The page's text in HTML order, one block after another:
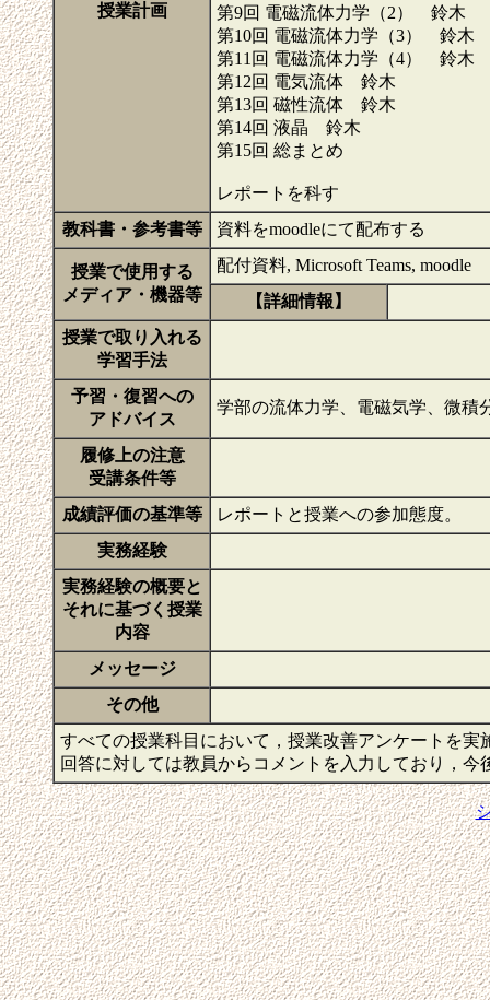
授業計画
第9回 電磁流体力学（2） 鈴木
第10回 電磁流体力学（3） 鈴木
第11回 電磁流体力学（4） 鈴木
第12回 電気流体 鈴木
第13回 磁性流体 鈴木
第14回 液晶 鈴木
第15回 総まとめ
レポートを科す
教科書・参考書等
資料をmoodleにて配布する
授業で使用する
メディア・機器等
配付資料, Microsoft Teams, moodle
【詳細情報】
授業で取り入れる
学習手法
予習・復習への
アドバイス
学部の流体力学、電磁気学、微
履修上の注意
受講条件等
成績評価の基準等
レポートと授業への参加態度。
実務経験
実務経験の概要と
それに基づく授業
内容
メッセージ
その他
すべての授業科目において，授業改善アンケートを
回答に対しては教員からコメントを入力しており，